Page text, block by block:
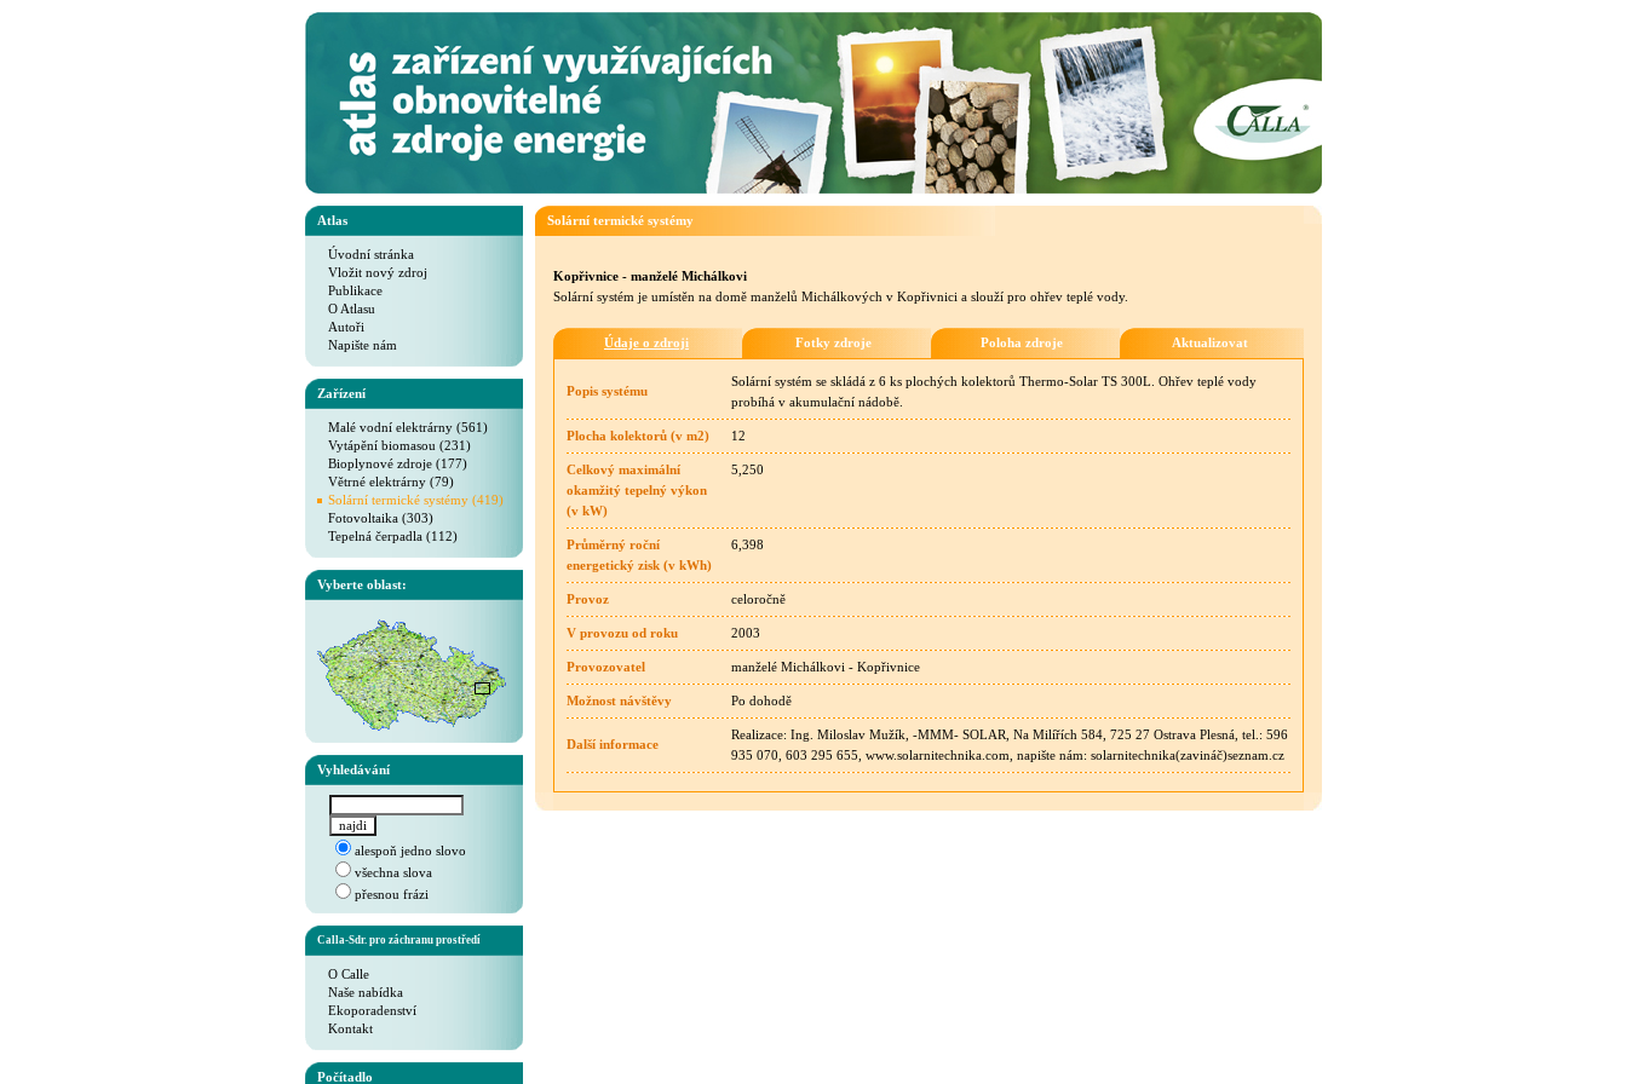
Atlas
Úvodní stránka
Vložit nový zdroj
Publikace
O Atlasu
Autoři
Napište nám
Zařízení
Malé vodní elektrárny (561)
Vytápění biomasou (231)
Bioplynové zdroje (177)
Větrné elektrárny (79)
Solární termické systémy (419)
Fotovoltaika (303)
Tepelná čerpadla (112)
Vyberte oblast:
Vyhledávání
alespoň jedno slovo
všechna slova
přesnou frázi
Calla-Sdr. pro záchranu prostředí
O Calle
Naše nabídka
Ekoporadenství
Kontakt
Počítadlo
Solární termické systémy
Kopřivnice - manželé Michálkovi
Solární systém je umístěn na domě manželů Michálkových v Kopřivnici a slouží pro ohřev teplé vody.
Údaje o zdroji Fotky zdroje Poloha zdroje Aktualizovat
Popis systému
Solární systém se skládá z 6 ks plochých kolektorů Thermo-Solar TS 300L. Ohřev teplé vody
probíhá v akumulační nádobě.
Plocha kolektorů (v m2) 12
Celkový maximální
okamžitý tepelný výkon
(v kW)
5,250
Průměrný roční
energetický zisk (v kWh)
6,398
Provoz celoročně
V provozu od roku 2003
Provozovatel manželé Michálkovi - Kopřivnice
Možnost návštěvy Po dohodě
Další informace
Realizace: Ing. Miloslav Mužík, -MMM- SOLAR, Na Milířích 584, 725 27 Ostrava Plesná, tel.: 596
935 070, 603 295 655, www.solarnitechnika.com, napište nám: solarnitechnika(zavináč)seznam.cz